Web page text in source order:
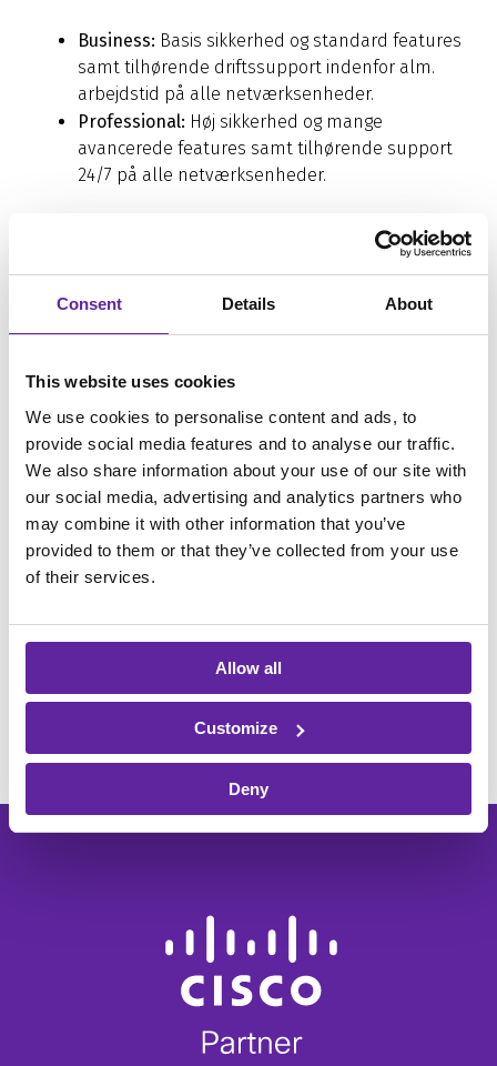
Consent Details About
This website uses cookies
We use cookies to personalise content and ads, to
provide social media features and to analyse our traffic.
We also share information about your use of our site with
our social media, advertising and analytics partners who
may combine it with other information that you’ve
provided to them or that they’ve collected from your use
of their services.
Allow all
Customize
Deny
Business: Basis sikkerhed og standard features
samt tilhørende driftssupport indenfor alm.
arbejdstid på alle netværksenheder.
Professional: Høj sikkerhed og mange
avancerede features samt tilhørende support
24/7 på alle netværksenheder.
HØR MERE OM SERVICEPAKKERNE